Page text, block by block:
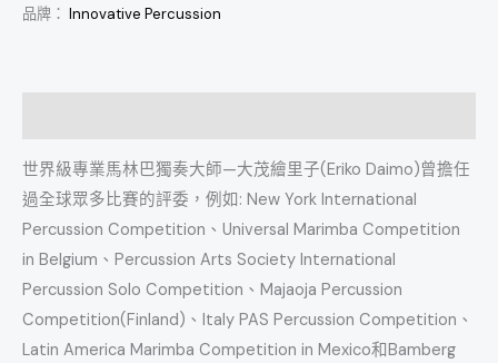
品牌： Innovative Percussion
世界級專業馬林巴獨奏大師—大茂繪里子(Eriko Daimo)曾擔任
過全球眾多比賽的評委，例如: New York International
Percussion Competition、Universal Marimba Competition
in Belgium、Percussion Arts Society International
Percussion Solo Competition、Majaoja Percussion
Competition(Finland)、Italy PAS Percussion Competition、
Latin America Marimba Competition in Mexico和Bamberg